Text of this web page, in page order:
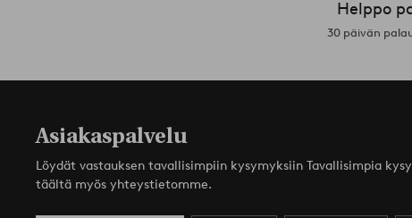
Helppo
30 päivän
Asiakaspalvelu
Löydät vastauksen tavallisimpiin kysymyksiin Tavallisimpia
täältä myös yhteystietomme.